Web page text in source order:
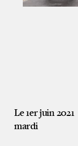
Le 1er juin 2021
mardi